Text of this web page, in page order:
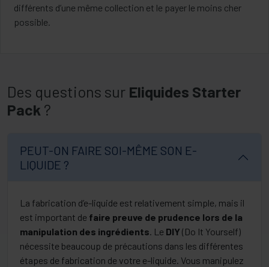
différents d’une même collection et le payer le moins cher
possible.
Des questions sur Eliquides Starter
Pack ?
PEUT-ON FAIRE SOI-MÊME SON E-
LIQUIDE ?
La fabrication d’e-liquide est relativement simple, mais il
est important de faire preuve de prudence lors de la
manipulation des ingrédients. Le DIY(Do It Yourself)
nécessite beaucoup de précautions dans les différentes
étapes de fabrication de votre e-liquide. Vous manipulez